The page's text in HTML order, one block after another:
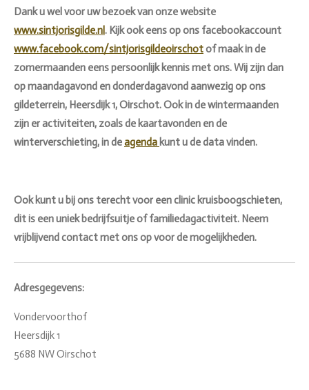
Dank u wel voor uw bezoek van onze website
www.sintjorisgilde.nl . Kijk ook eens op ons facebookaccount
www.facebook.com/sintjorisgildeoirschotof maak in de
zomermaanden eens persoonlijk kennis met ons. Wij zijn dan
op maandagavond en donderdagavond aanwezig op ons
gildeterrein, Heersdijk 1, Oirschot. Ook in de wintermaanden
zijn er activiteiten, zoals de kaartavonden en de
winterverschieting, in deagenda kunt u de data vinden.
Ook kunt u bij ons terecht voor een clinic kruisboogschieten,
dit is een uniek bedrijfsuitje of familiedagactiviteit. Neem
vrijblijvend contact met ons op voor de mogelijkheden.
Adresgegevens:
Vondervoorthof
Heersdijk 1
5688 NW Oirschot